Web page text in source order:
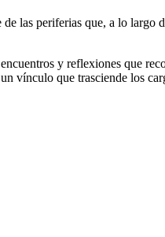
las periferias que, a lo largo
y reflexiones que
vínculo que trasciende los